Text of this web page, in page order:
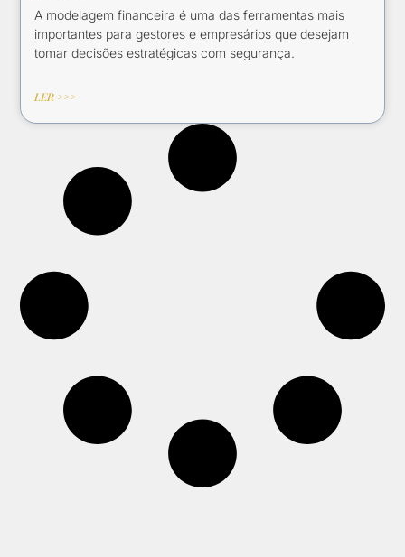
A modelagem financeira é uma das ferramentas mais
importantes para gestores e empresários que desejam
tomar decisões estratégicas com segurança.
LER >>>